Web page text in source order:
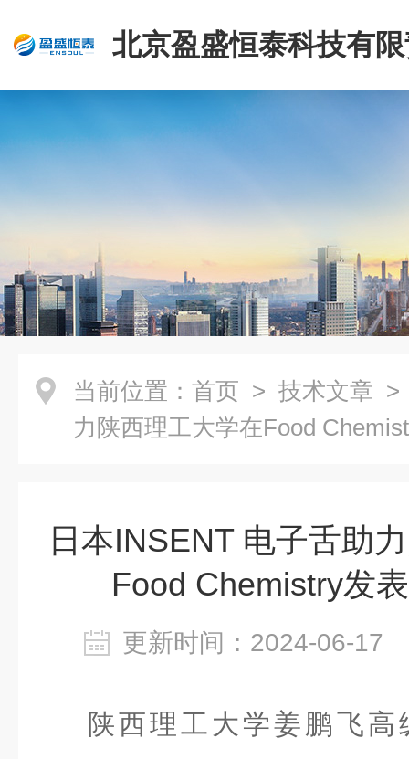
北京盈盛恒泰科技有
司
当前位置： 首页 > 技术文章 >
力陕西理工大学在Food
日本INSENT 电子舌助
Food Chemistry发
更新时间：2024-06-
陕西理工大学姜鹏飞